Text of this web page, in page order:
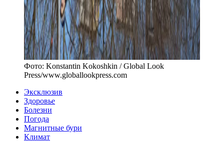
Фото: Konstantin Kokoshkin / Global Look
Press/www.globallookpress.com
Эксклюзив
Здоровье
Болезни
Погода
Магнитные бури
Климат